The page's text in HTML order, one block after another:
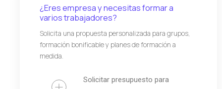
¿Eres empresa y necesitas formar a
varios trabajadores?
Solicita una propuesta personalizada para grupos,
formación bonificable y planes de formación a
medida.
Solicitar presupuesto para